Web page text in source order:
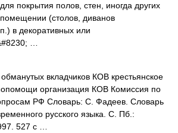
покрытия полов, стен, иногда других
(столов, диванов
в декоративных или
…
вкладчиков КОВ крестьянское
организация КОВ Комиссия по
РФ Словарь: С. Фадеев. Словарь
русского языка. С. Пб.:
527 с …